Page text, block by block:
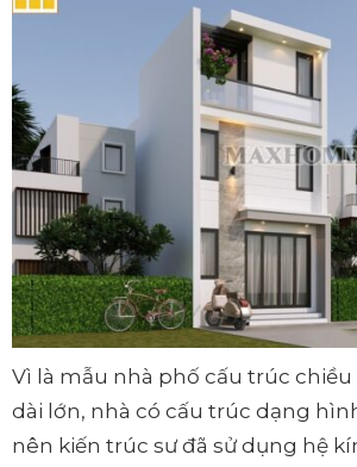
Vì là mẫu nhà phố cấu trúc
dài lớn, nhà có cấu trúc dạng
nên kiến trúc sư đã sử dụng hệ